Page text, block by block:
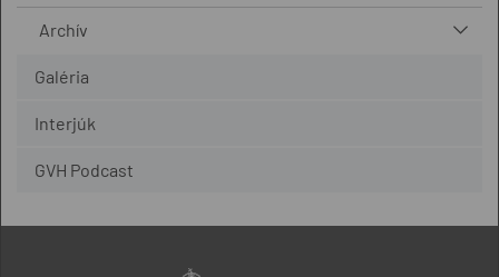
Archív
Galéria
Interjúk
GVH Podcast